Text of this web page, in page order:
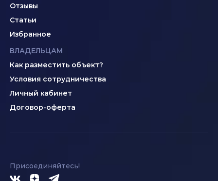
Отзывы
Статьи
Избранное
ВЛАДЕЛЬЦАМ
Как разместить объект?
Условия сотрудничества
Личный кабинет
Договор-оферта
Присоединяйтесь!